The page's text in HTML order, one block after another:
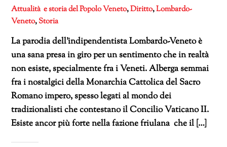
Attualità e storia del Popolo Veneto,Diritto,Lombardo-
Veneto,Storia
La parodia dell’indipendentista Lombardo-Veneto è
una sana presa in giro per un sentimento che in realtà
non esiste, specialmente fra i Veneti. Alberga semmai
fra i nostalgici della Monarchia Cattolica del Sacro
Romano impero, spesso legati al mondo dei
tradizionalisti che contestano il Concilio Vaticano II.
Esiste ancor più forte nella fazione friulana che il […]